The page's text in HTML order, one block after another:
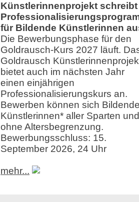
Künstlerinnenprojekt schreibt
für Bildende Künstlerinnen
Die Bewerbungsphase für den
Goldrausch-Kurs 2027 läuft.
Goldrausch
bietet auch im nächsten Jahr
einen einjährigen
Professionalisierungskurs an.
Bewerben können sich
Künstlerinnen* aller Sparten und
ohne Altersbegrenzung.
Bewerbungsschluss: 15.
September 2026, 24 Uhr
mehr...